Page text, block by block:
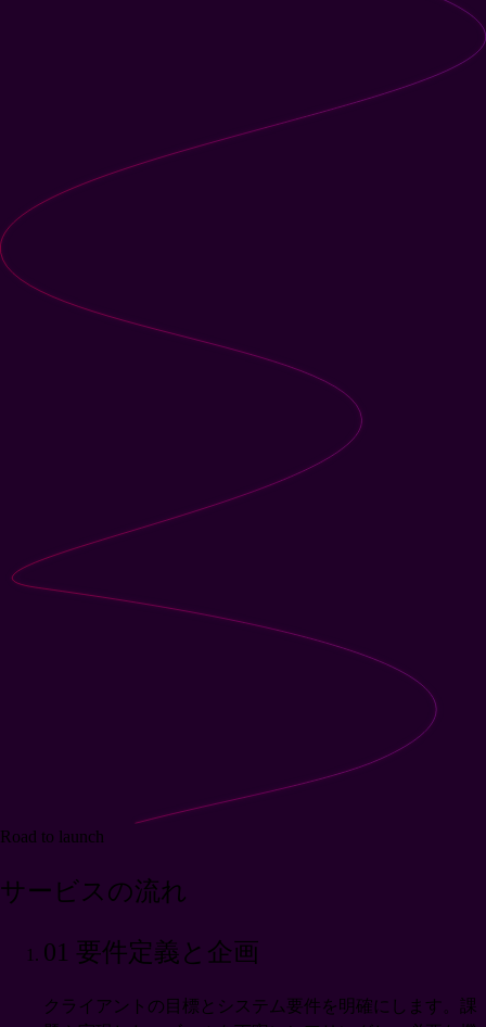
Road to launch
サービスの流れ
01 要件定義と企画
クライアントの目標とシステム要件を明確にします。課